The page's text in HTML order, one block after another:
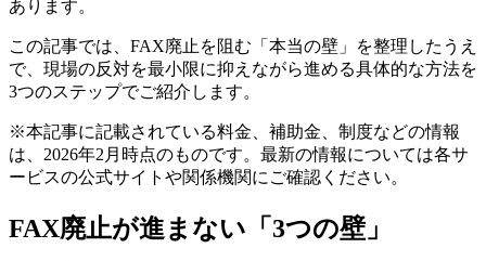
あります。
この記事では、FAX廃止を阻む「本当の壁」を整理したうえ
で、現場の反対を最小限に抑えながら進める具体的な方法を
3つのステップでご紹介します。
※本記事に記載されている料金、補助金、制度などの情報
は、2026年2月時点のものです。最新の情報については各サ
ービスの公式サイトや関係機関にご確認ください。
FAX廃止が進まない「3つの壁」